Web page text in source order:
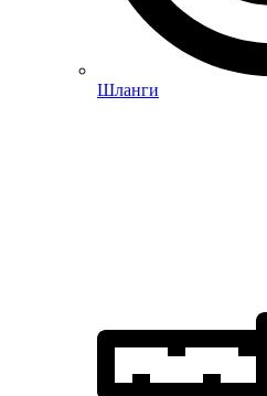
Шланги